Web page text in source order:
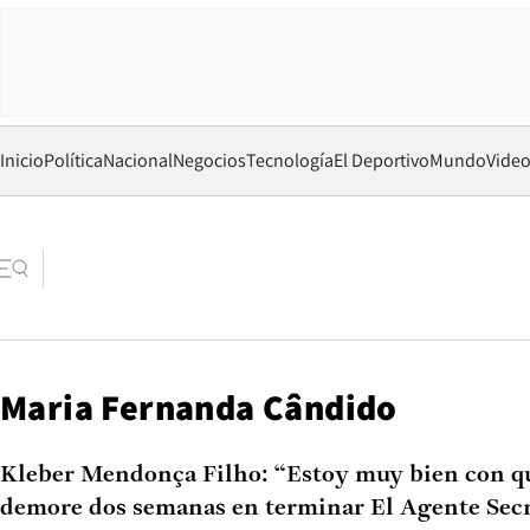
InicioPolíticaNacionalNegociosTecnologíaEl DeportivoMundo
Maria Fernanda Cândido
Kleber Mendonça Filho: “Estoy muy bien con
demore dos semanas en terminar El Agente